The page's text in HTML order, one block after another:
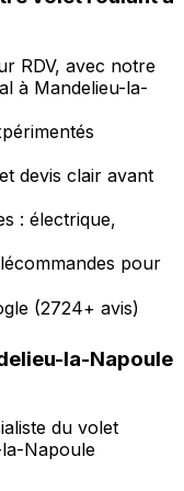
RDV, avec notre
à Mandelieu-la-
devis clair avant
: électrique,
pour
(2724+ avis)
la-Napoule
du volet
Napoule